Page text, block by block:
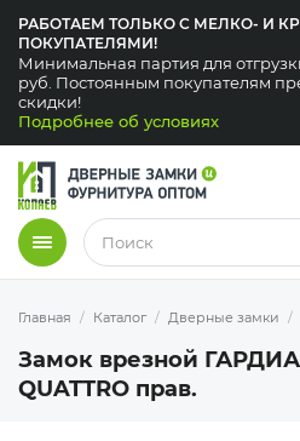
РАБОТАЕМ ТОЛЬКО С МЕЛКО- И
ПОКУПАТЕЛЯМИ!
Минимальная партия для
руб. Постоянным покупателям
скидки!
Подробнее об условиях
Меню
Главная Каталог Дверные замки
Замок врезной
QUATTRO прав.